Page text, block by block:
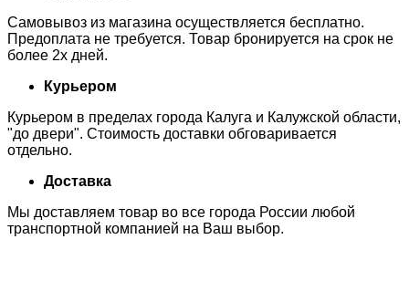
Самовывоз из магазина осуществляется бесплатно.
Предоплата не требуется. Товар бронируется на срок не
более 2х дней.
Курьером
Курьером в пределах города Калуга и Калужской области,
"до двери". Стоимость доставки обговаривается
отдельно.
Доставка
Мы доставляем товар во все города России любой
транспортной компанией на Ваш выбор.